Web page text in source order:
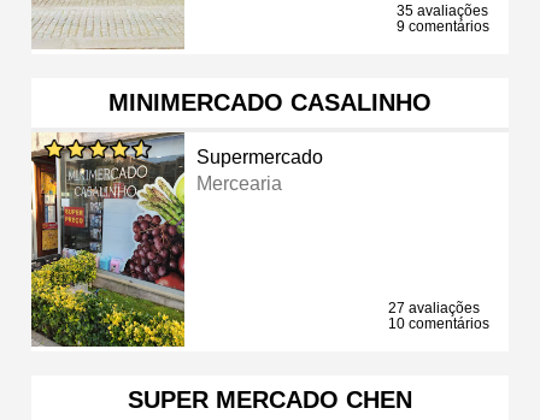
35 avaliações
9 comentários
MINIMERCADO CASALINHO
Supermercado
Mercearia
27 avaliações
10 comentários
SUPER MERCADO CHEN